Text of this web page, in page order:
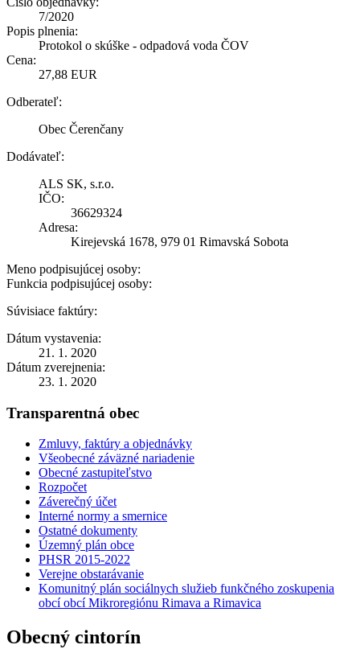
7/2020
Popis plnenia:
Protokol o skúške - odpadová voda ČOV
Cena:
27,88 EUR
Odberateľ:
Obec Čerenčany
Dodávateľ:
ALS SK, s.r.o.
IČO:
36629324
Adresa:
Kirejevská 1678, 979 01 Rimavská Sobota
Meno podpisujúcej osoby:
Funkcia podpisujúcej osoby:
Súvisiace faktúry:
Dátum vystavenia:
21. 1. 2020
Dátum zverejnenia:
23. 1. 2020
Transparentná obec
Zmluvy, faktúry a objednávky
Všeobecné záväzné nariadenie
Obecné zastupiteľstvo
Rozpočet
Záverečný účet
Interné normy a smernice
Ostatné dokumenty
Územný plán obce
PHSR 2015-2022
Verejne obstarávanie
Komunitný plán sociálnych služieb funkčného zoskupenia
obcí obcí Mikroregiónu Rimava a Rimavica
Obecný cintorín